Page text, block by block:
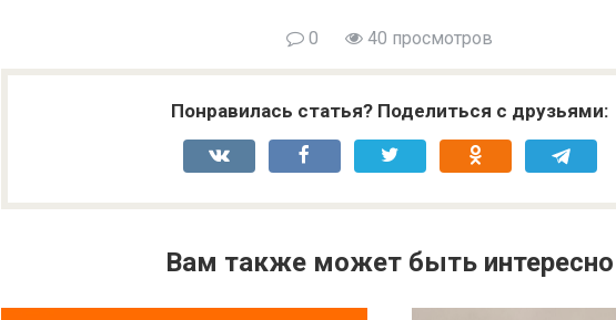
0 40 просмотров
Понравилась статья? Поделиться с друзьями:
Вам также может быть интересно